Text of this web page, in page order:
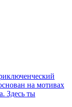
на мотивах
Здесь ты